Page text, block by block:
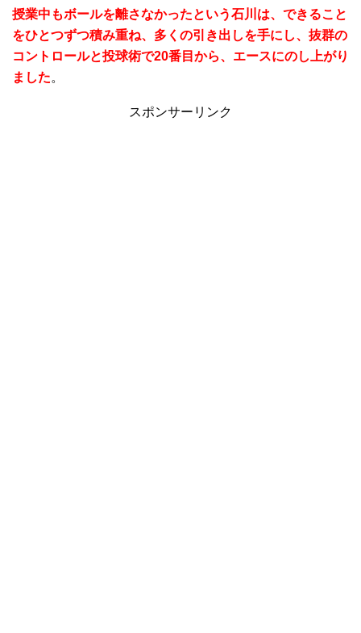
授業中もボールを離さなかったという石川は、できること
をひとつずつ積み重ね、多くの引き出しを手にし、抜群の
コントロールと投球術で20番目から、エースにのし上がり
ました。
スポンサーリンク